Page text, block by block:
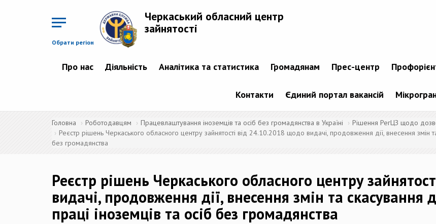
Обрати регіон
Черкаський обласний центр
зайнятості
Про нас Діяльність Аналітика та статистика Громадянам Прес-центр
Контакти Єдиний портал вакансій
Головна Роботодавцям Працевлаштування іноземців та осіб без громадянства в Україні
Рішення РегЦЗ щодо
Реєстр рішень Черкаського обласного центру зайнятості від 24.10.2018 щодо видачі, продовження дії, внесення змін
без громадянства
Реєстр рішень Черкаського обласного центру
видачі, продовження дії, внесення змін та скасування
праці іноземців та осіб без громадянства